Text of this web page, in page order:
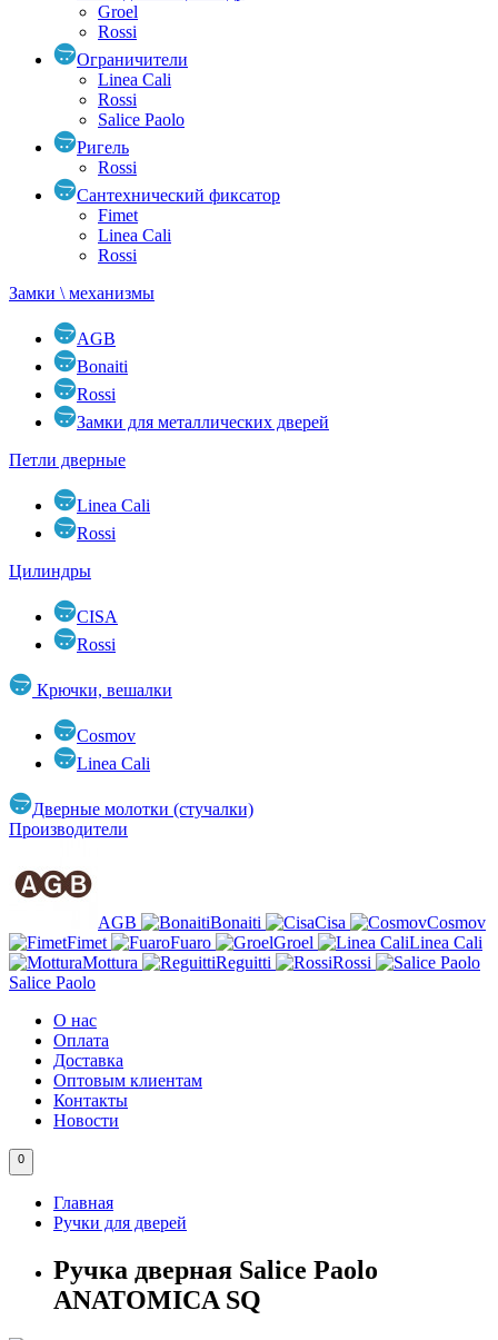
Groel
Rossi
Ограничители
Linea Cali
Rossi
Salice Paolo
Ригель
Rossi
Сантехнический фиксатор
Fimet
Linea Cali
Rossi
Замки \ механизмы
AGB
Bonaiti
Rossi
Замки для металлических дверей
Петли дверные
Linea Cali
Rossi
Цилиндры
CISA
Rossi
Крючки, вешалки
Cosmov
Linea Cali
Дверные молотки (стучалки)
Производители
AGB Bonaiti Cisa
Cosmov
Fimet
Fuaro Groel
Linea Cali
Mottura
Reguitti
Rossi
Salice Paolo
О нас
Оплата
Доставка
Оптовым клиентам
Контакты
Новости
0
Главная
Ручки для дверей
Ручка дверная Salice Paolo
ANATOMICA SQ